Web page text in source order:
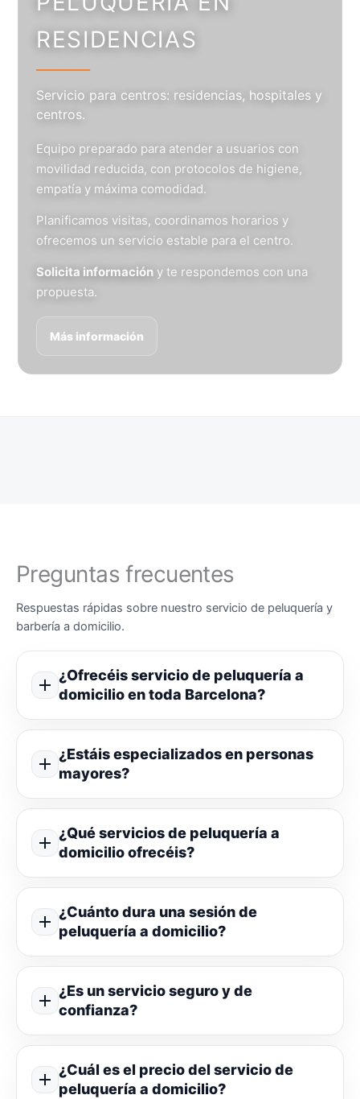
RESIDENCIAS
Servicio para centros: residencias, hospitales y
centros.
Equipo preparado para atender a usuarios con
movilidad reducida, con protocolos de higiene,
empatía y máxima comodidad.
Planificamos visitas, coordinamos horarios y
ofrecemos un servicio estable para el centro.
Solicita información y te respondemos con una
propuesta.
Más información
Preguntas frecuentes
Respuestas rápidas sobre nuestro servicio de peluquería y
barbería a domicilio.
¿Ofrecéis servicio de peluquería a
domicilio en toda Barcelona?
¿Estáis especializados en personas
mayores?
¿Qué servicios de peluquería a
domicilio ofrecéis?
¿Cuánto dura una sesión de
peluquería a domicilio?
¿Es un servicio seguro y de
confianza?
¿Cuál es el precio del servicio de
peluquería a domicilio?